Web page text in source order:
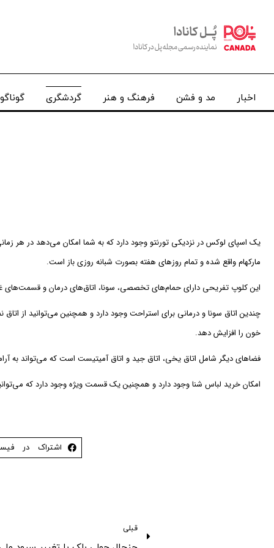
اخبار مد و فشن فرهنگ و هنر گردشگری
مارکهام واقع شده و تمام روزهای هفته بصورت شبانه روزی باز است.
این کلوپ تفریحی دارای حمام‌های تخصصی، سونا، اتاق‌های درمان و قسمت‌های غذاخوری
چندین اتاق سونا و درمانی برای استراحت وجود دارد و همچنین می‌توانید از
خون را افزایش دهد.
فضاهای دیگر شامل اتاق یخی، اتاق جید و اتاق آمیتیست است که می‌تواند
امکان خرید لباس شنا وجود دارد و همچنین یک قسمت ویژه وجود دارد که می‌توانید در آن غذا بخورید. هزینه ورودی ۶۸.۹۵ دلار برای هر
اشتراک در
قبلی